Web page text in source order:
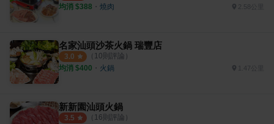
均消 $388 ・ 燒肉 2.58公里
名家汕頭沙茶火鍋 瑞豐店
3.0 （ 10則評論）
均消 $400 ・ 火鍋 1.47公里
新新園汕頭火鍋
3.5 （ 16則評論）